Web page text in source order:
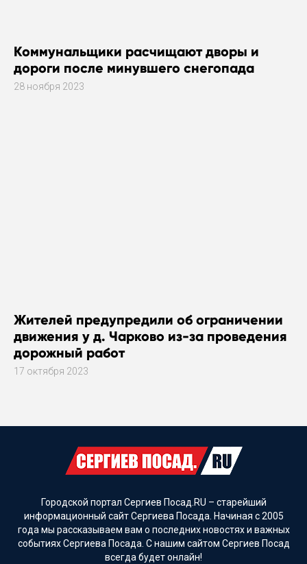
Коммунальщики расчищают дворы и
дороги после минувшего снегопада
28 ноября 2023
Жителей предупредили об ограничении
движения у д. Чарково из-за проведения
дорожный работ
17 октября 2023
Городской портал Сергиев Посад.RU – старейший
информационный сайт Сергиева Посада. Начиная с 2005
года мы рассказываем вам о последних новостях и важных
событиях Сергиева Посада. С нашим сайтом Сергиев Посад
всегда будет онлайн!